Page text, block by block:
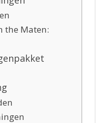
the Maten: